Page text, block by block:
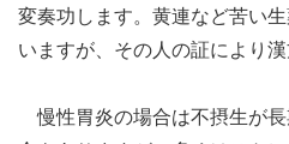
変奏功します。黄連など苦い
いますが、その人の証により漢
慢性胃炎の場合は不摂生が